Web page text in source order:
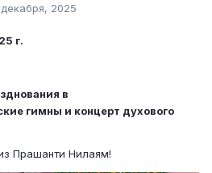
2025
г.
в
гимны и концерт духового
Прашанти Нилаям!